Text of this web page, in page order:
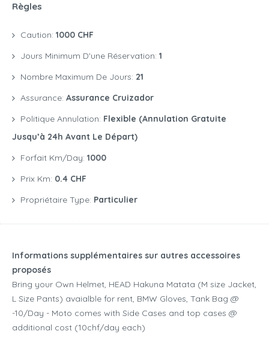
Règles
Caution: 1000 CHF
Jours Minimum D'une Réservation: 1
Nombre Maximum De Jours: 21
Assurance: Assurance Cruizador
Politique Annulation: Flexible (annulation Gratuite
Jusqu’à 24h Avant Le Départ)
Forfait Km/day: 1000
Prix Km: 0.4 CHF
Propriétaire Type: Particulier
Informations supplémentaires sur autres accessoires
proposés
Bring your Own Helmet, HEAD Hakuna Matata (M size Jacket,
L Size Pants) avaialble for rent, BMW Gloves, Tank Bag @
-10/Day - Moto comes with Side Cases and top cases @
additional cost (10chf/day each)